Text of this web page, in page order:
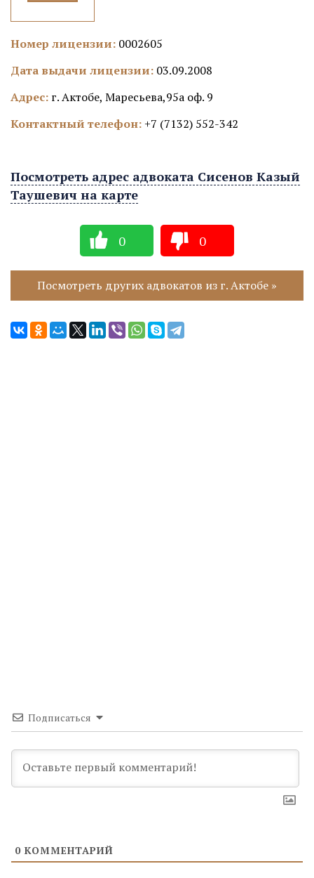
Номер лицензии: 0002605
Дата выдачи лицензии: 03.09.2008
Адрес: г. Актобе, Маресьева,95а оф. 9
Контактный телефон: +7 (7132) 552-342
Посмотреть адрес адвоката Сисенов Казый
Таушевич на карте
0 0
Посмотреть других адвокатов из г. Актобе »
Подписаться
0 КОММЕНТАРИЙ